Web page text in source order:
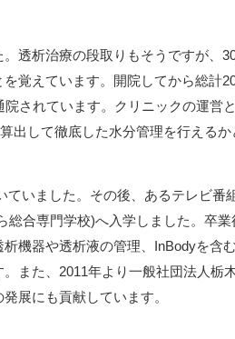
透析治療の段取りもそうですが、
覚えています。開院してから総計
されています。クリニックの運営
出して徹底した水分管理を行えるか
いました。その後、あるテレビ番
総合専門学校)へ入学しました。卒業
機器や透析液の管理、InBodyを含
また、2011年より一般社団法人栃
展にも貢献しています。